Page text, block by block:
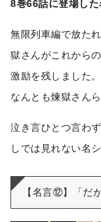
8巻66話に登場した
無限列車編で放た
獄さんがこれから
激励を残しました
なんとも煉獄さん
泣き言ひとつ言わ
しでは見れない名
【名言⑫】「だ